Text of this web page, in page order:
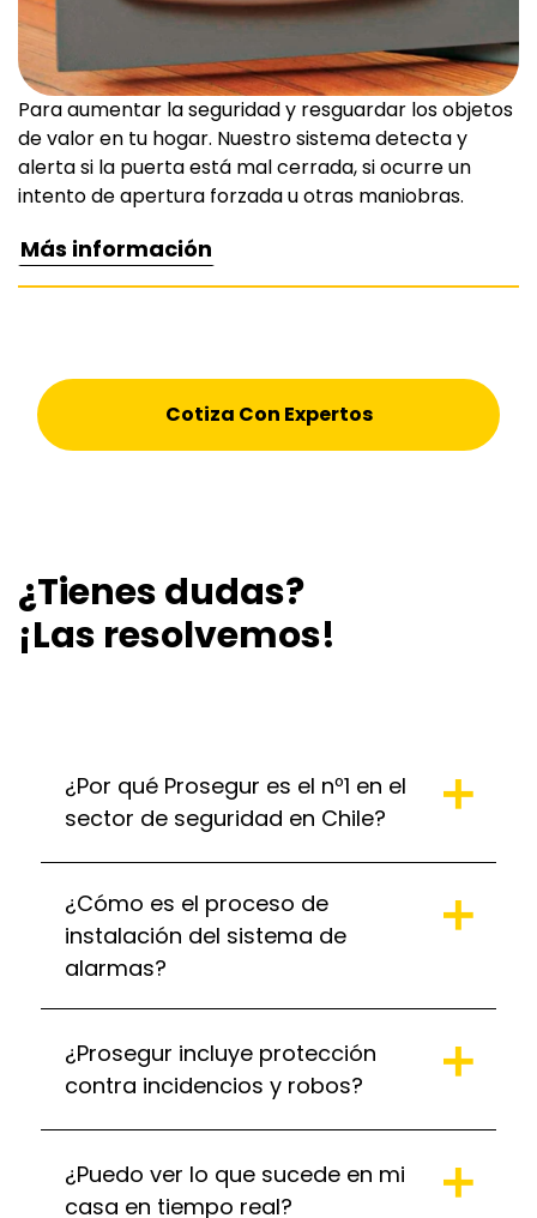
Para aumentar la seguridad y resguardar los objetos
de valor en tu hogar. Nuestro sistema detecta y
alerta si la puerta está mal cerrada, si ocurre un
intento de apertura forzada u otras maniobras.
Más información
Cotiza Con Expertos
¿Tienes dudas?
¡Las resolvemos!
¿Por qué Prosegur es el nº1 en el
sector de seguridad en Chile?
¿Cómo es el proceso de
instalación del sistema de
alarmas?
¿Prosegur incluye protección
contra incidencios y robos?
¿Puedo ver lo que sucede en mi
casa en tiempo real?